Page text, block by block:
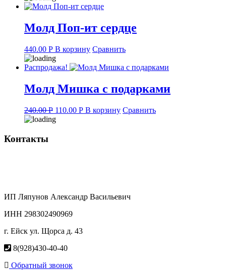
Молд Поп-ит сердце
440.00 Р В корзину Сравнить
Распродажа!
Молд Мишка с подарками
240.00Р Original
price
110.00 РCurrent
В корзину Сравнить
Контакты
ИП Ляпунов Александр Васильевич
ИНН 298302490969
г. Ейск ул. Щорса д. 43
8(928)430-40-40
Обратный звонок